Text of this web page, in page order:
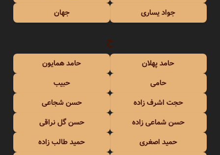
جواد یساری
جهان
ح
حامد پهلان
حامد همایون
حامی
حبیب
حجت اشرف زاده
حسن شجاعی
حسن شماعی زاده
حسن گل نراقی
حمید اصغری
حمید طالب زاده